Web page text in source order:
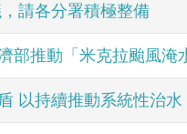
請各分署積極整備
推動「米克拉颱風淹
以持續推動系統性治